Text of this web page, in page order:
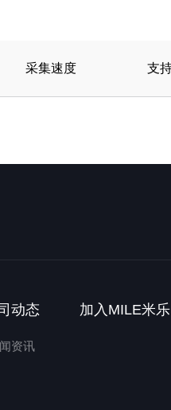
采集速度 支
动态
资讯
加入MILE米乐